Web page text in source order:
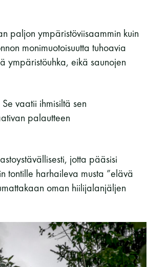
paljon ympäristöviisaammin kuin
monimuotoisuutta tuhoavia
ympäristöuhka, eikä saunojen
vaatii ihmisiltä sen
palautteen
jotta pääsisi
tontille harhaileva musta ”elävä
oman hiilijalanjäljen